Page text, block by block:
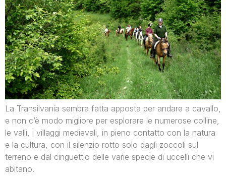
La Transilvania sembra fatta apposta per andare a cavallo,
e non c’è modo migliore per esplorare le numerose colline,
le valli, i villaggi medievali, in pieno contatto con la natura
e la cultura, con il silenzio rotto solo dagli zoccoli sul
terreno e dal cinguettio delle varie specie di uccelli che vi
abitano.